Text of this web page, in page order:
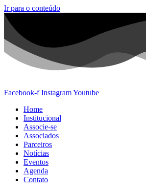
Ir para o conteúdo
Facebook-f InstagramYoutube
Home
Institucional
Associe-se
Associados
Parceiros
Notícias
Eventos
Agenda
Contato